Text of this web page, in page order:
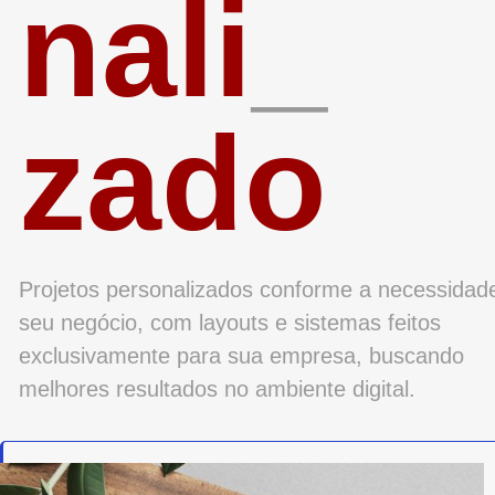
nali
zado
Projetos personalizados conforme a
seu negócio, com layouts e sistemas feitos
exclusivamente para sua empresa, buscando
melhores resultados no ambiente digital.
No items were found matching your selection.